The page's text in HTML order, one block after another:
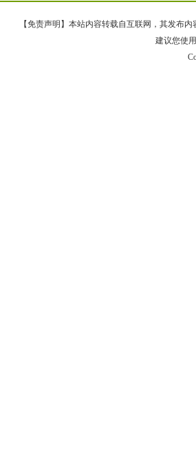
【免责声明】本站内容转载自互联网，其发布
建议您使